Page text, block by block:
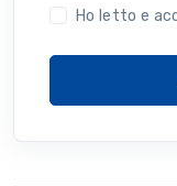
Ho letto e